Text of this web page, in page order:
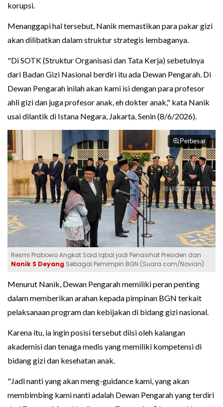
korupsi.
Menanggapi hal tersebut, Nanik memastikan para pakar gizi
akan dilibatkan dalam struktur strategis lembaganya.
"Di SOTK (Struktur Organisasi dan Tata Kerja) sebetulnya
dari Badan Gizi Nasional berdiri itu ada Dewan Pengarah. Di
Dewan Pengarah inilah akan kami isi dengan para profesor
ahli gizi dan juga profesor anak, eh dokter anak," kata Nanik
usai dilantik di Istana Negara, Jakarta, Senin (8/6/2026).
Perbesar
Resmi Prabowo Angkat Said Iqbal jadi Penasihat Presiden dan
Nanik S Deyang Sebagai Pemimpin BGN (Suara.com/Novian)
Menurut Nanik, Dewan Pengarah memiliki peran penting
dalam memberikan arahan kepada pimpinan BGN terkait
pelaksanaan program dan kebijakan di bidang gizi nasional.
Karena itu, ia ingin posisi tersebut diisi oleh kalangan
akademisi dan tenaga medis yang memiliki kompetensi di
bidang gizi dan kesehatan anak.
"Jadi nanti yang akan meng-guidance kami, yang akan
membimbing kami nanti adalah Dewan Pengarah yang terdiri